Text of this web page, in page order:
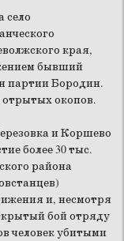
село
края,
бывший
партии Бородин.
окопов.
и Коршево
более 30 тыс.
района
и, несмотря
бой отряду
человек убитыми